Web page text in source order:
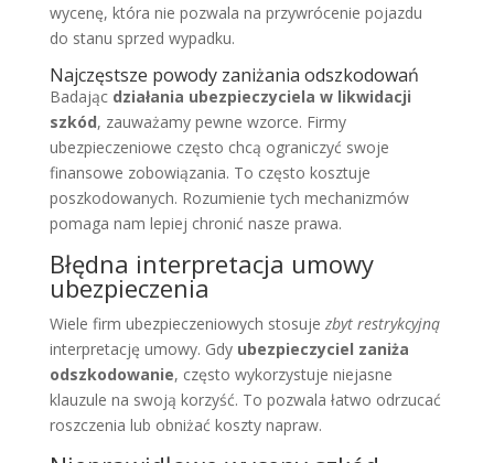
wycenę, która nie pozwala na przywrócenie pojazdu
do stanu sprzed wypadku.
Najczęstsze powody zaniżania odszkodowań
Badając działania ubezpieczyciela w likwidacji
szkód, zauważamy pewne wzorce. Firmy
ubezpieczeniowe często chcą ograniczyć swoje
finansowe zobowiązania. To często kosztuje
poszkodowanych. Rozumienie tych mechanizmów
pomaga nam lepiej chronić nasze prawa.
Błędna interpretacja umowy
ubezpieczenia
Wiele firm ubezpieczeniowych stosuje zbyt restrykcyjną
interpretację umowy. Gdy ubezpieczyciel zaniża
odszkodowanie, często wykorzystuje niejasne
klauzule na swoją korzyść. To pozwala łatwo odrzucać
roszczenia lub obniżać koszty napraw.